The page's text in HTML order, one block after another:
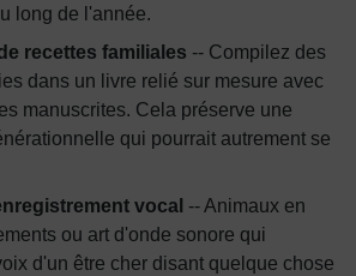
long de l'année.
recettes familiales -- Compilez des
dans un livre relié sur mesure avec
manuscrites. Cela préserve une
qui pourrait autrement se
vocal -- Animaux en
ou art d'onde sonore qui
d'un être cher disant quelque chose